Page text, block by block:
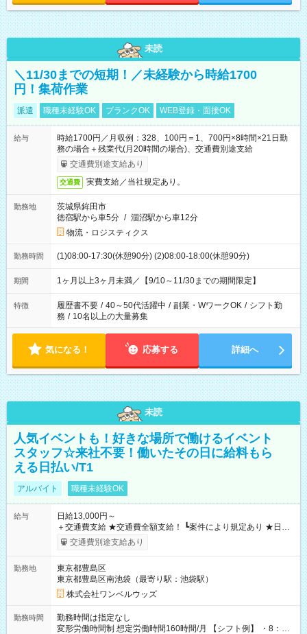
未読
＼11/30までの短期！／未経験から時給1700
円！集荷作業
派遣 職種未経験OK ブランクOK WEB登録・面接OK
給与
時給1700円／月収例：328、100円＝1、700円×8時間×21日勤
務の場合＋残業代(月20時間の場合)、交通費別途支給
交通費別途支給あり
交通費 実費支給／当社規定あり。
勤務地
茨城県鉾田市
徳宿駅から車5分 / 涸沼駅から車12分
物流・ロジスティクス
勤務時間 (1)08:00-17:30(休憩90分) (2)08:00-18:00(休憩90分)
期間 1ヶ月以上3ヶ月未満／【9/10～11/30までの期間限定】
特徴 履歴書不要 / 40～50代活躍中 / 副業・WワークOK / シフト勤
務 / 10名以上の大量募集
気になる！ 応募する 詳細へ
未読
人気イベントも！好きな場所で働けるイベント
スタッフ☆来社不要！働いたその日に給料もら
える日払い/T1
アルバイト 職種未経験OK
給与
日給13,000円～
＋交通費支給 ★交通費全額支給！ ┗案件により規定あり ★日払
いOK！（規定あり） ┗働いたその日に現金GET♪ お仕事後はコ
ンビニATMから 日払い分を引き落とせます！ 【試用期間】試
交通費別途支給あり
勤務地
東京都豊島区
東京都豊島区南池袋（最寄り駅：池袋駅）
株式会社ワンベルウッズ
勤務時間
勤務時間は指定なし
変形労働時間制 想定労働時間160時間/月 【シフト例】 ・8：00